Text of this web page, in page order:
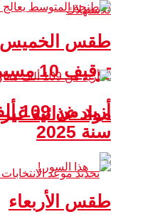
توقيف
مواد غذائية
طقس الخميس
سنة 2025
طقس الأربعاء